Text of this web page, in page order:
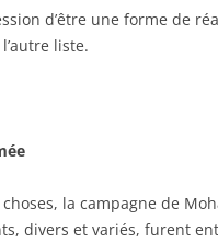
d’être une forme de
liste.
la campagne de
divers et variés, furent